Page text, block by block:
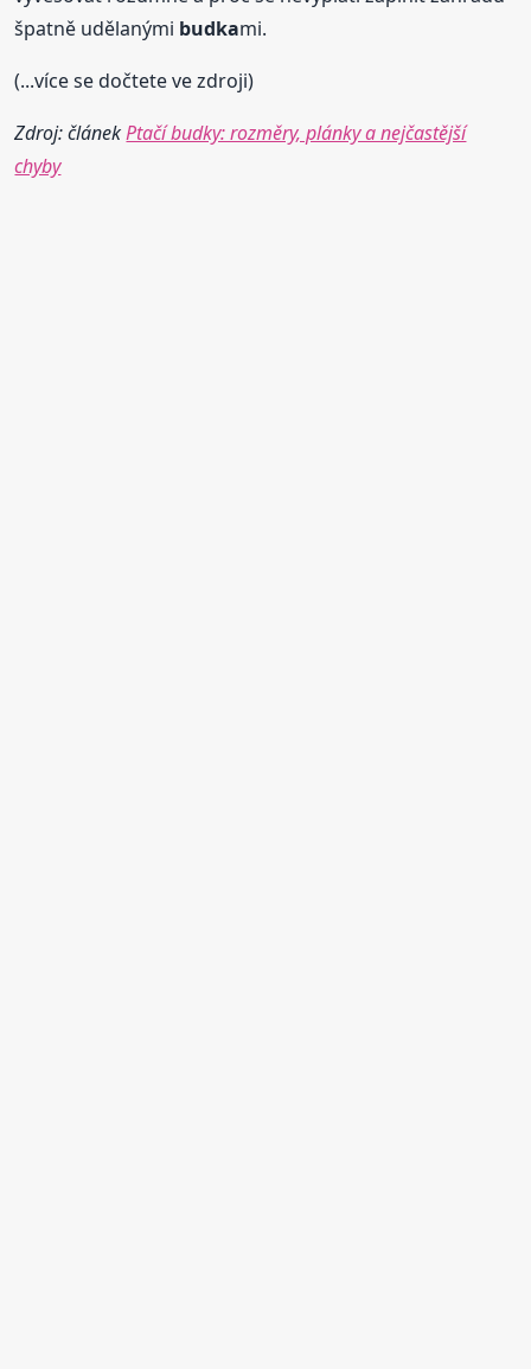
špatně udělanými budkami.
(...více se dočtete ve zdroji)
Zdroj: článekPtačí budky: rozměry, plánky a nejčastější
chyby